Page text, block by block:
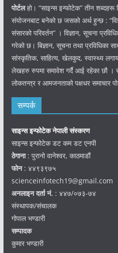
पोर्टलहो। “साइन्स इन्फोटेक” तीन शब्दहरू
संयोजनबाट बनेको छ जसको अर्थ हुन्छ :
संसारको परिवर्तन” । विज्ञान, सूचना
गरेको छ। बिज्ञान, सूचना तथा प्रविधिका
सांस्कृतिक, साहित्य, खेलकुद, स्वास्थ्य
लेखहरु रुपमा समावेश गर्दै आई रहेका छौ ।
लोकतन्त्र र आमजनताको पक्षधर समाचार
सम्पर्क
साइन्स इन्फोटेक नेपाली संस्करण
साइन्स इन्फोटेक डट कम डट एनपी
ठेगाना: पुरानो वानेश्वर, काठमाडौं
फोन: ४४९३९७५
scienceinfotech19@gmail.com
अनलाइन दर्ता नं. : ४४७/०७३-७४
संस्थापक/संचालक
गोपाल भण्डारी
सम्पादक
कुमार भण्डारी